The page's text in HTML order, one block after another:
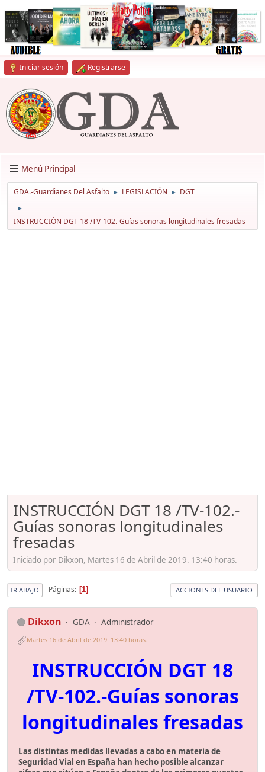
Iniciar sesión Registrarse
Menú Principal
GDA.-Guardianes Del Asfalto ► LEGISLACIÓN ► DGT
►
INSTRUCCIÓN DGT 18 /TV-102.-Guías sonoras longitudinales fresadas
INSTRUCCIÓN DGT 18 /TV-102.-
Guías sonoras longitudinales
fresadas
Iniciado por Dikxon, Martes 16 de Abril de 2019. 13:40 horas.
IR ABAJO Páginas 1 ACCIONES DEL USUARIO
Dikxon GDA Administrador
Martes 16 de Abril de 2019. 13:40 horas.
INSTRUCCIÓN DGT 18
/TV-102.-Guías sonoras
longitudinales fresadas
Las distintas medidas llevadas a cabo en materia de
Seguridad Vial en España han hecho posible alcanzar